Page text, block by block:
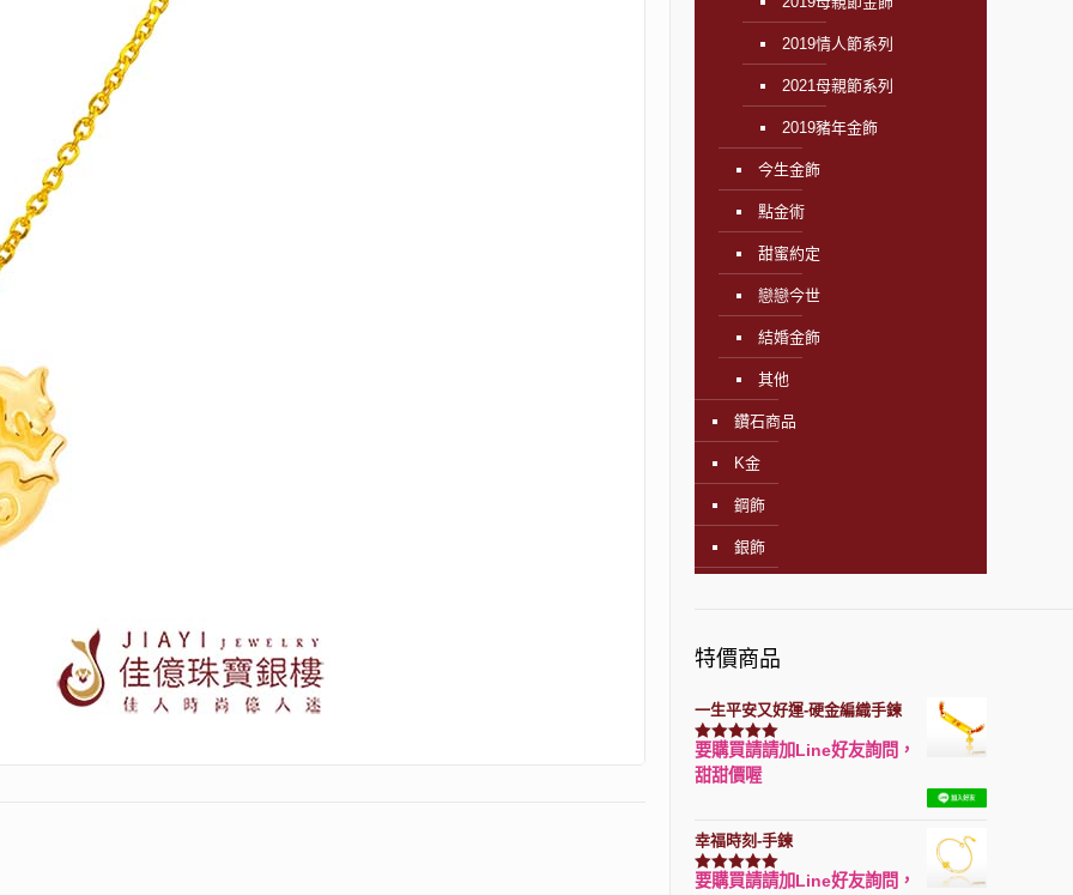
2019情人節系列
2021母親節系列
2019豬年金飾
今生金飾
點金術
甜蜜約定
戀戀今世
結婚金飾
其他
鑽石商品
K金
鋼飾
銀飾
特價商品
一生平安又好運-硬金編織手鍊
評分7740滿分 5
要購買請請加Line好友詢問，
甜甜價喔
幸福時刻-手鍊
評分3150滿分 5
要購買請請加Line好友詢問，